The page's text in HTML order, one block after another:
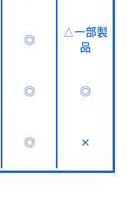
◎
△一部製
品
◎ ◎
◎ ✕